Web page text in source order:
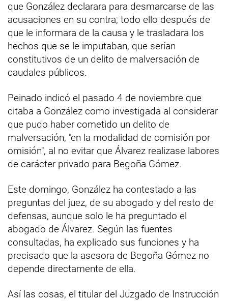
que González declarara para desmarcarse de las
acusaciones en su contra; todo ello después de
que le informara de la causa y le trasladara los
hechos que se le imputaban, que serían
constitutivos de un delito de malversación de
caudales públicos.
Peinado indicó el pasado 4 de noviembre que
citaba a González como investigada al considerar
que pudo haber cometido un delito de
malversación, "en la modalidad de comisión por
omisión", al no evitar que Álvarez realizase labores
de carácter privado para Begoña Gómez.
Este domingo, González ha contestado a las
preguntas del juez, de su abogado y del resto de
defensas, aunque solo le ha preguntado el
abogado de Álvarez. Según las fuentes
consultadas, ha explicado sus funciones y ha
precisado que la asesora de Begoña Gómez no
depende directamente de ella.
Así las cosas, el titular del Juzgado de Instrucción